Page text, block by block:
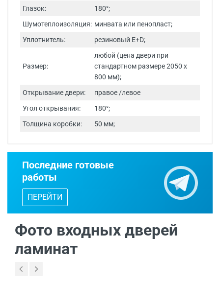
Глазок:
180°;
Шумотеплоизоляция: минвата или пенопласт;
Уплотнитель:
резиновый E+D;
Размер:
любой (цена двери при
стандартном размере 2050 х
800 мм);
Открывание двери:
правое /левое
Угол открывания:
180°;
Толщина коробки:
50 мм;
Бесплатный выезд специалиста
каталогом входных дверей, образцами
Последние готовые
работы
ПЕРЕЙТИ
Фото входных дверей
ламинат